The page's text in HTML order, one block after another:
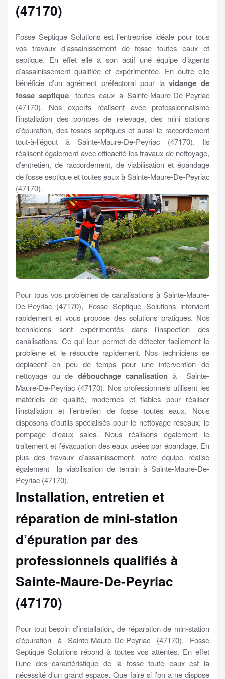
(47170)
Fosse Septique Solutions est l’entreprise idéale pour tous
vos travaux d’assainissement de fosse toutes eaux et
septique. En effet elle a son actif une équipe d’agents
d’assainissement qualifiée et expérimentée. En outre elle
bénéficie d’un agrément préfectoral pour lavidange de
fosse septique, toutes eaux à Sainte-Maure-De-Peyriac
(47170). Nos experts réalisent avec professionnalisme
l’installation des pompes de relevage, des mini stations
d’épuration, des fosses septiques et aussi le raccordement
tout-à-l’égout à Sainte-Maure-De-Peyriac (47170). Ils
réalisent également avec efficacité les travaux de nettoyage,
d’entretien, de raccordement, de viabilisation et épandage
de fosse septique et toutes eaux à Sainte-Maure-De-Peyriac
(47170).
Pour tous vos problèmes de canalisations à Sainte-Maure-
De-Peyriac (47170), Fosse Septique Solutions intervient
rapidement et vous propose des solutions pratiques. Nos
techniciens sont expérimentés dans l’inspection des
canalisations. Ce qui leur permet de détecter facilement le
problème et le résoudre rapidement. Nos techniciens se
déplacent en peu de temps pour une intervention de
nettoyage ou de débouchage canalisation à Sainte-
Maure-De-Peyriac (47170). Nos professionnels utilisent les
matériels de qualité, modernes et fiables pour réaliser
l’installation et l’entretien de fosse toutes eaux. Nous
disposons d’outils spécialisés pour le nettoyage réseaux, le
pompage d’eaux sales. Nous réalisons également le
traitement et l’évacuation des eaux usées par épandage. En
plus des travaux d’assainissement, notre équipe réalise
également la viabilisation de terrain à Sainte-Maure-De-
Peyriac (47170).
Installation, entretien et
réparation de mini-station
d’épuration par des
professionnels qualifiés à
Sainte-Maure-De-Peyriac
(47170)
Pour tout besoin d’installation, de réparation de min-station
d’épuration à Sainte-Maure-De-Peyriac (47170), Fosse
Septique Solutions répond à toutes vos attentes. En effet
l’une des caractéristique de la fosse toute eaux est la
nécessité d’un grand espace. Que faire si l’on a ne dispose